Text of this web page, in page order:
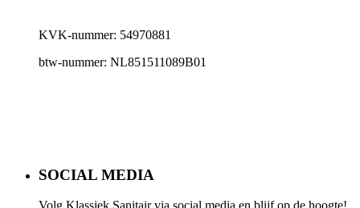
KVK-nummer: 54970881
btw-nummer: NL851511089B01
SOCIAL MEDIA